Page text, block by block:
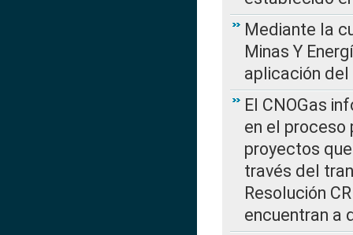
Mediante la
Minas Y
aplicación
El CNOGas
en el proceso
proyectos
través del
Resolución
encuentran a